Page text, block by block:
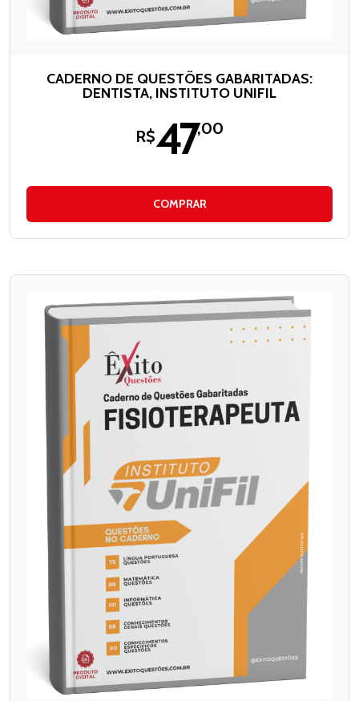
CADERNO DE QUESTÕES GABARITADAS:
DENTISTA, INSTITUTO UNIFIL
R$47,00
COMPRAR